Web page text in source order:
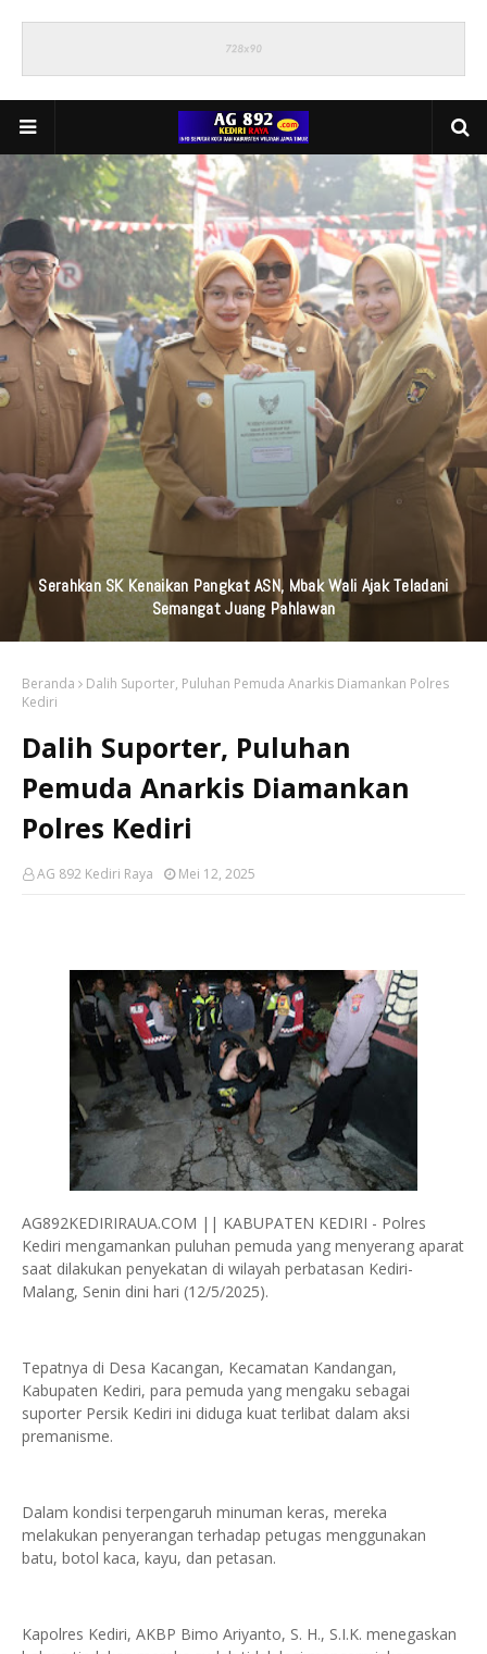
KAI Daop 7 Madiun Kembali Salurkan Bantuan TJSL Senilai
Ratusan Juta Untuk Infrastruktur, Pendidikan, Pelestarian
Budaya, Dan Disabilitas
Beranda
Dalih Suporter, Puluhan Pemuda Anarkis Diamankan Polres
Kediri
Dalih Suporter, Puluhan
Pemuda Anarkis Diamankan
Polres Kediri
AG 892 Kediri Raya Mei 12, 2025
AG892KEDIRIRAUA.COM || KABUPATEN KEDIRI - Polres
Kediri mengamankan puluhan pemuda yang menyerang aparat
saat dilakukan penyekatan di wilayah perbatasan Kediri-
Malang, Senin dini hari (12/5/2025).
Tepatnya di Desa Kacangan, Kecamatan Kandangan,
Kabupaten Kediri, para pemuda yang mengaku sebagai
suporter Persik Kediri ini diduga kuat terlibat dalam aksi
premanisme.
Dalam kondisi terpengaruh minuman keras, mereka
melakukan penyerangan terhadap petugas menggunakan
batu, botol kaca, kayu, dan petasan.
Kapolres Kediri, AKBP Bimo Ariyanto, S. H., S.I.K. menegaskan